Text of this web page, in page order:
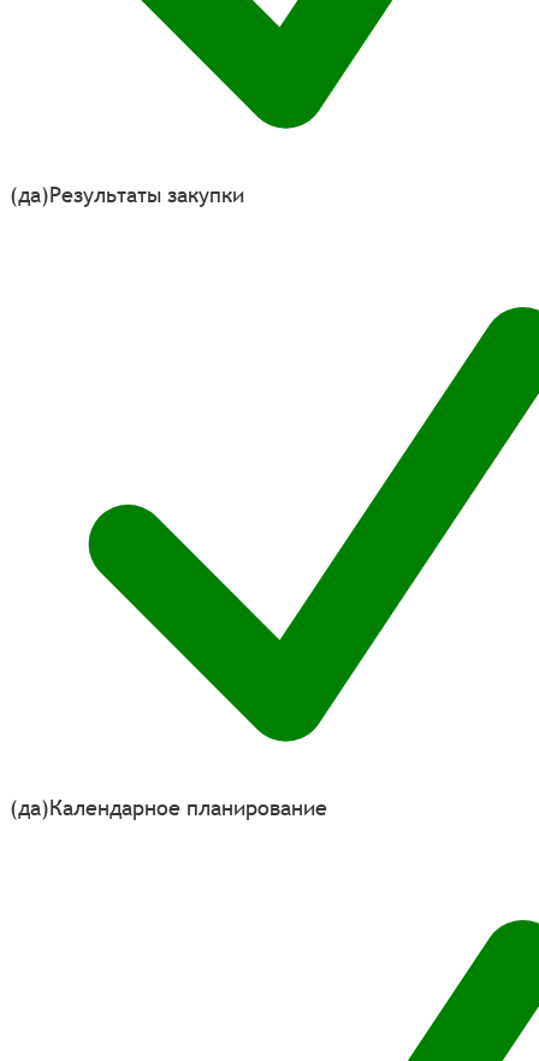
(да)Результаты закупки
(да)Календарное планирование